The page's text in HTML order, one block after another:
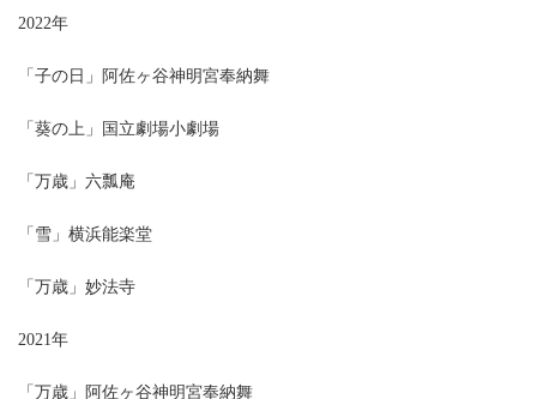
2022年
「子の日」阿佐ヶ谷神明宮奉納舞
「葵の上」国立劇場小劇場
「万歳」六瓢庵
「雪」横浜能楽堂
「万歳」妙法寺
2021年
「万歳」阿佐ヶ谷神明宮奉納舞